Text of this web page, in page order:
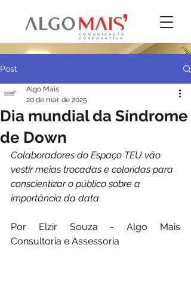
Post
Dia mundial da Síndrome
de Down
Algo Mais
20 de mar. de 2025
Colaboradores do Espaço TEU vão
vestir meias trocadas e coloridas para
conscientizar o público sobre a
importância da data
Por Elzir Souza - Algo Mais
Consultoria e Assessoria